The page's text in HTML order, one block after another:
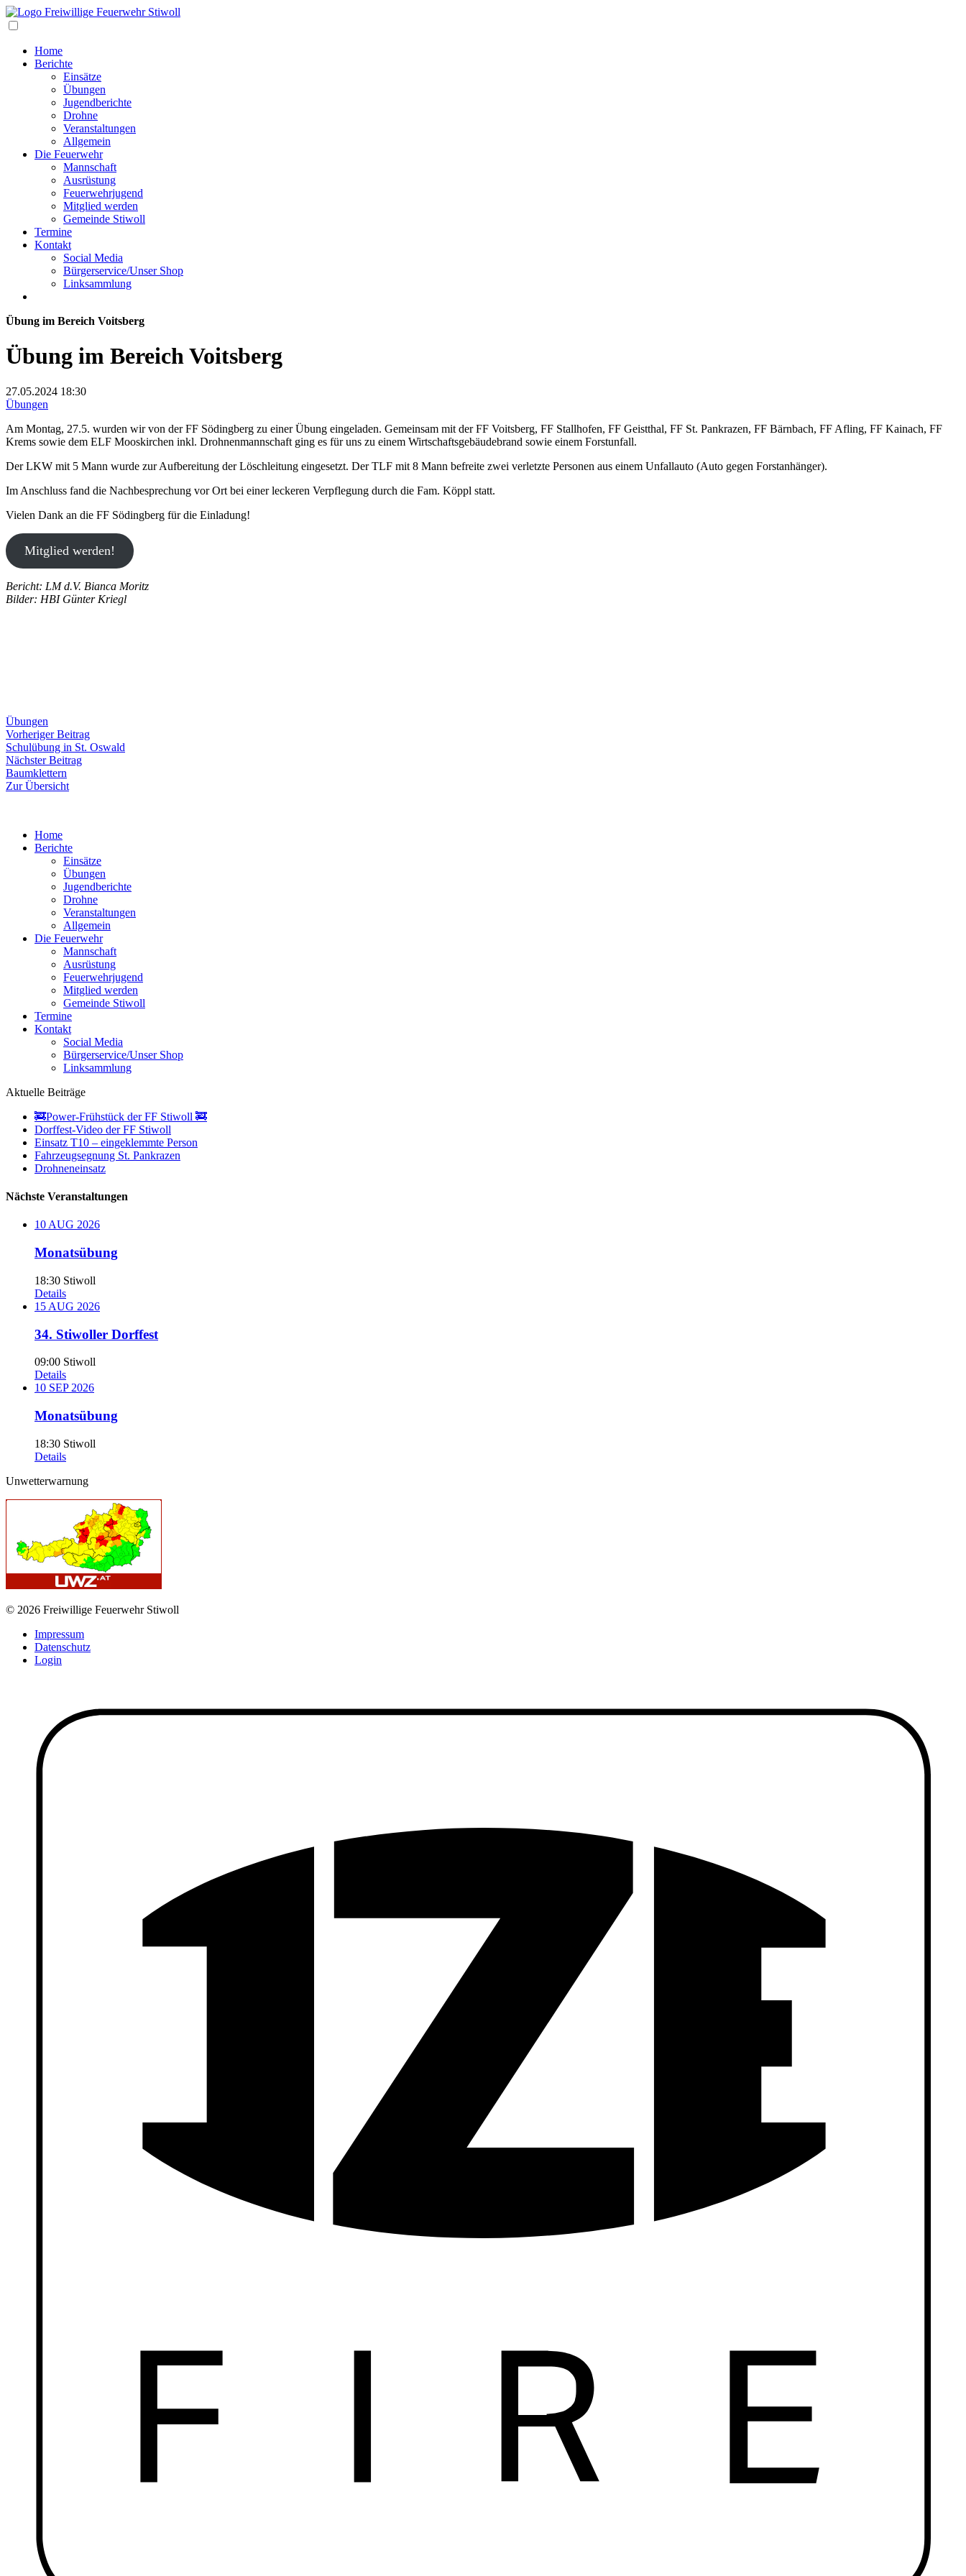
Home
Berichte
Einsätze
Übungen
Jugendberichte
Drohne
Veranstaltungen
Allgemein
Die Feuerwehr
Mannschaft
Ausrüstung
Feuerwehrjugend
Mitglied werden
Gemeinde Stiwoll
Termine
Kontakt
Social Media
Bürgerservice/Unser Shop
Linksammlung
Übung im Bereich Voitsberg
Übung im Bereich Voitsberg
27.05.2024 18:30
Übungen
Am Montag, 27.5. wurden wir von der FF Södingberg zu einer Übung eingeladen. Gemeinsam mit der FF Voitsberg, FF Stallhofen, FF Geistthal, FF St. Pankrazen, FF Bärnbach, FF Afling, FF Kainach, FF
Krems sowie dem ELF Mooskirchen inkl. Drohnenmannschaft ging es für uns zu einem Wirtschaftsgebäudebrand sowie einem Forstunfall.
Der LKW mit 5 Mann wurde zur Aufbereitung der Löschleitung eingesetzt. Der TLF mit 8 Mann befreite zwei verletzte Personen aus einem Unfallauto (Auto gegen Forstanhänger).
Im Anschluss fand die Nachbesprechung vor Ort bei einer leckeren Verpflegung durch die Fam. Köppl statt.
Vielen Dank an die FF Södingberg für die Einladung!
Mitglied werden!
Bericht: LM d.V. Bianca Moritz
Bilder: HBI Günter Kriegl
Übungen
Beitragsnavigation
Vorheriger BeitragVorheriger
Beitrag:
Schulübung in St. Oswald
Nächster BeitragNächster
Baumklettern
Zur Übersicht
Home
Berichte
Einsätze
Übungen
Jugendberichte
Drohne
Veranstaltungen
Allgemein
Die Feuerwehr
Mannschaft
Ausrüstung
Feuerwehrjugend
Mitglied werden
Gemeinde Stiwoll
Termine
Kontakt
Social Media
Bürgerservice/Unser Shop
Linksammlung
Aktuelle Beiträge
🚒Power-Frühstück der FF Stiwoll 🚒
Dorffest-Video der FF Stiwoll
Einsatz T10 – eingeklemmte Person
Fahrzeugsegnung St. Pankrazen
Drohneneinsatz
Nächste Veranstaltungen
10AUG 2026
Monatsübung
18:30 Stiwoll
Details
15 AUG 2026
34. Stiwoller Dorffest
09:00 Stiwoll
Details
10 SEP 2026
Monatsübung
18:30 Stiwoll
Details
Unwetterwarnung
© 2026 Freiwillige Feuerwehr Stiwoll
Impressum
Datenschutz
Login